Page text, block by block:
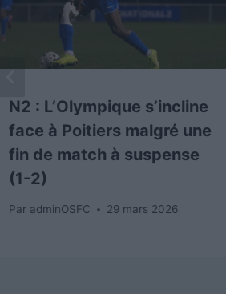
N2 : L’Olympique s’incline
face à Poitiers malgré une
fin de match à suspense
(1-2)
Par adminOSFC 29 mars 2026